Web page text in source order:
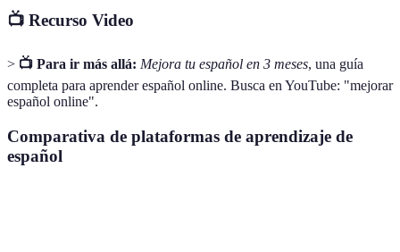
📺 Recurso Video
> 📺 Para ir más allá: Mejora tu español en 3 meses, una guía
completa para aprender español online. Busca en YouTube: "mejorar
español online".
Comparativa de plataformas de aprendizaje de
español